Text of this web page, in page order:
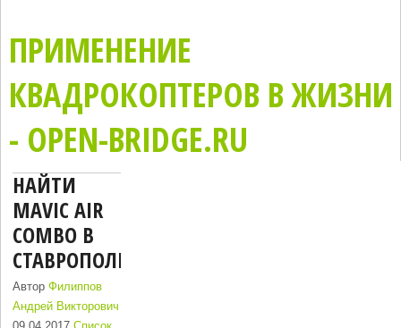
ПРИМЕНЕНИЕ
КВАДРОКОПТЕРОВ В ЖИЗНИ
- OPEN-BRIDGE.RU
НАЙТИ
MAVIC AIR
COMBO В
СТАВРОПОЛЬ
АвторФилиппов
Андрей Викторович